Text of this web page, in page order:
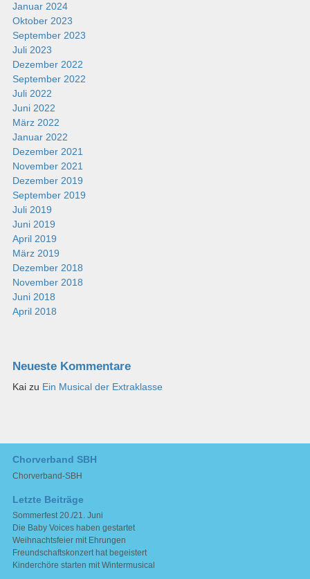
Januar 2024
Oktober 2023
September 2023
Juli 2023
Dezember 2022
September 2022
Juli 2022
Juni 2022
März 2022
Januar 2022
Dezember 2021
November 2021
Dezember 2019
September 2019
Juli 2019
Juni 2019
April 2019
März 2019
Dezember 2018
November 2018
Juni 2018
April 2018
Neueste Kommentare
Kaizu Ein Musical der Extraklasse
Chorverband SBH
Chorverband-SBH
Letzte Beiträge
Sommerfest 20./21. Juni
Die Baby Voices haben gestartet
Weihnachtsfeier mit Ehrungen
Freundschaftskonzert hat begeistert
Kinderchöre starten mit Wintermusical